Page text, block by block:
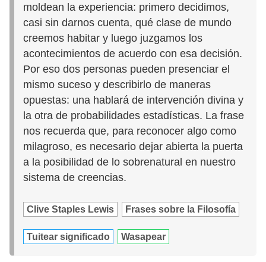
moldean la experiencia: primero decidimos,
casi sin darnos cuenta, qué clase de mundo
creemos habitar y luego juzgamos los
acontecimientos de acuerdo con esa decisión.
Por eso dos personas pueden presenciar el
mismo suceso y describirlo de maneras
opuestas: una hablará de intervención divina y
la otra de probabilidades estadísticas. La frase
nos recuerda que, para reconocer algo como
milagroso, es necesario dejar abierta la puerta
a la posibilidad de lo sobrenatural en nuestro
sistema de creencias.
Clive Staples Lewis Frases sobre la Filosofía
Tuitear significado Wasapear